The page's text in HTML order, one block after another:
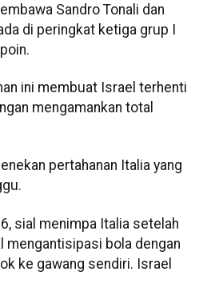
Sandro Tonali dan
di peringkat ketiga grup I
ini membuat Israel terhenti
mengamankan total
pertahanan Italia yang
sial menimpa Italia setelah
mengantisipasi bola dengan
ke gawang sendiri. Israel